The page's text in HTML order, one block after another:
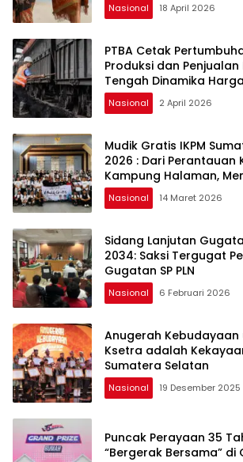
Nasional 18 April 2026
PTBA Cetak
Produksi dan
Tengah Dinamika
Nasional 2 April 2026
Mudik Gratis IKPM
2026 : Dari Perantauan
Kampung Halaman,
Silaturahmi dan Harapan
Nasional 14 Maret 2026
Sidang Lanjutan
2034: Saksi Tergugat
Gugatan SP PLN
Nasional 6 Februari 2026
Anugerah Kebudayaan
Ksetra adalah
Sumatera Selatan
Nasional 19 Desember 2025
Puncak Perayaan 35
“Bergerak Bersama” di